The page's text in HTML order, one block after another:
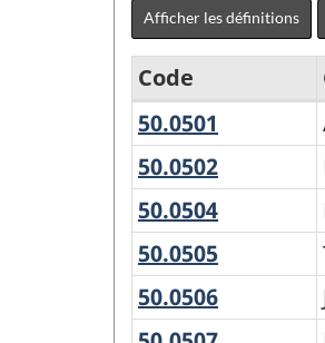
Afficher les définitions
Classification
des
programmes
(CPE)
Canada
Code
50.0501
de
scène/
(général)
50.0502
de
théâtre/
scène
50.0504
et
50.0505
-
50.0506
d'acteur